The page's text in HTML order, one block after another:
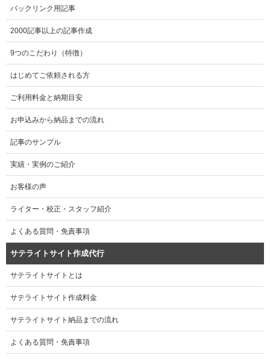
バックリンク用記事
2000記事以上の記事作成
9つのこだわり（特徴）
はじめてご依頼される方
ご利用料金と納期目安
お申込みから納品までの流れ
記事のサンプル
実績・実例のご紹介
お客様の声
ライター・校正・スタッフ紹介
よくある質問・免責事項
サテライトサイト作成代行
サテライトサイトとは
サテライトサイト作成料金
サテライトサイト納品までの流れ
よくある質問・免責事項